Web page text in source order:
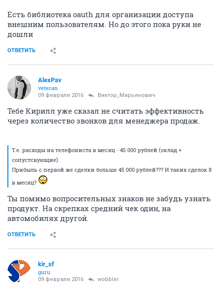
Есть библиотека oauth для организации доступа
внешним пользователям. Но до этого пока руки не
дошли
ОТВЕТИТЬ
AlexPav
veteran
09 февраля 2016 Виктор_Марьянович
Тебе Кирилл уже сказал не считать эффективность
через количество звонков для менеджера продаж.
Т.е. расходы на телефониста в месяц - 45 000 рублей (оклад +
сопустсвующие).
Прибыль с первой же сделки больше 45 000 рублей??? И таких сделок 8
в месяц?
Ты помимо вопросительных знаков не забудь узнать
продукт. На скрепках средний чек один, на
автомобилях другой.
ОТВЕТИТЬ
kir_sf
guru
09 февраля 2016 wobbler